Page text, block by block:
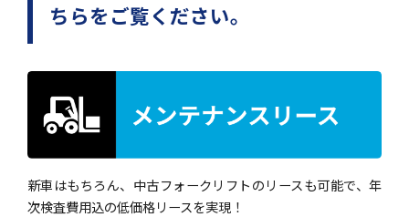
ちらをご覧ください。
新車はもちろん、中古フォークリフトのリースも可能で、年
次検査費用込の低価格リースを実現！